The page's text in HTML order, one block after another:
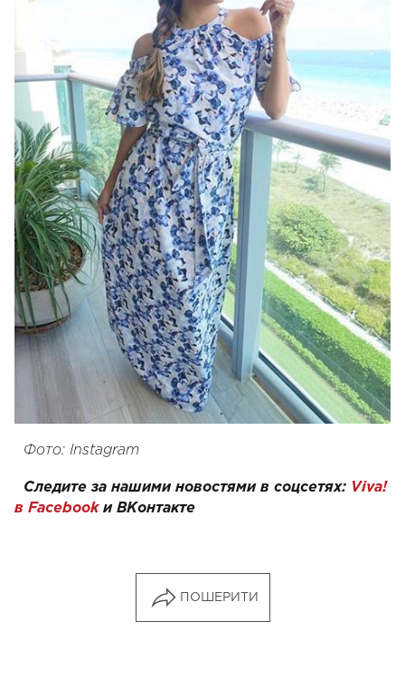
Фото: Instagram
Следите за нашими новостями в соцсетях: Viva!
в Facebookи ВКонтакте
ПОШЕРИТИ